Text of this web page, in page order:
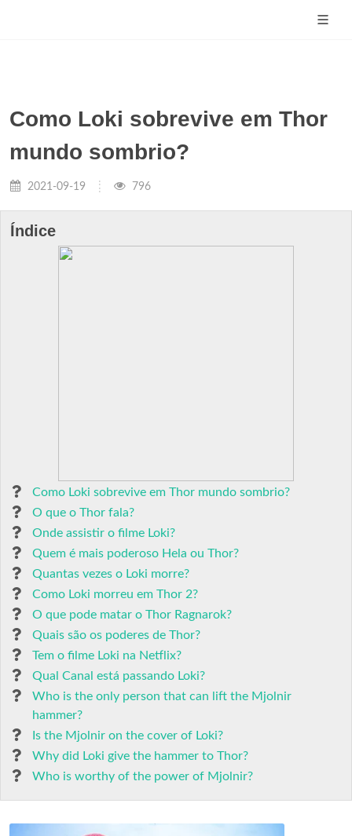
Como Loki sobrevive em Thor
mundo sombrio?
2021-09-19 796
Índice
Como Loki sobrevive em Thor mundo sombrio?
O que o Thor fala?
Onde assistir o filme Loki?
Quem é mais poderoso Hela ou Thor?
Quantas vezes o Loki morre?
Como Loki morreu em Thor 2?
O que pode matar o Thor Ragnarok?
Quais são os poderes de Thor?
Tem o filme Loki na Netflix?
Qual Canal está passando Loki?
Who is the only person that can lift the Mjolnir
hammer?
Is the Mjolnir on the cover of Loki?
Why did Loki give the hammer to Thor?
Who is worthy of the power of Mjolnir?